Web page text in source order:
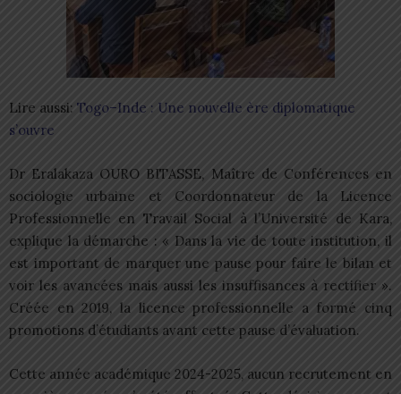
Lire aussi: Togo–Inde : Une nouvelle ère diplomatique
s’ouvre
Dr Eralakaza OURO BITASSE, Maître de Conférences en
sociologie urbaine et Coordonnateur de la Licence
Professionnelle en Travail Social à l’Université de Kara,
explique la démarche : « Dans la vie de toute institution, il
est important de marquer une pause pour faire le bilan et
voir les avancées mais aussi les insuffisances à rectifier ».
Créée en 2019, la licence professionnelle a formé cinq
promotions d’étudiants avant cette pause d’évaluation.
Cette année académique 2024-2025, aucun recrutement en